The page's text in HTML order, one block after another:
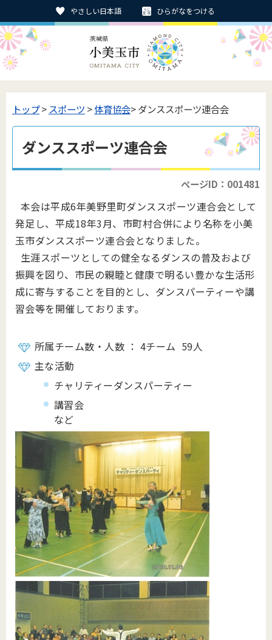
やさしい日本語 ひらがなをつける
トップ> スポーツ >体育協会> ダンススポーツ連合会
ダンススポーツ連合会
ページID：001481
本会は平成6年美野里町ダンススポーツ連合会として
発足し、平成18年3月、市町村合併により名称を小美
玉市ダンススポーツ連合会となりました。
生涯スポーツとしての健全なるダンスの普及および
振興を図り、市民の親睦と健康で明るい豊かな生活形
成に寄与することを目的とし、ダンスパーティーや講
習会等を開催しております。
所属チーム数・人数 ： 4チーム 59人
​主な活動
チャリティーダンスパーティー
講習会
など